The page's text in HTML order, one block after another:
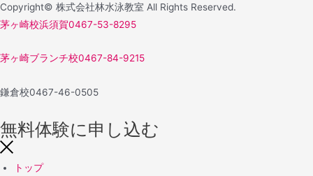
Copyright© 株式会社林水泳教室 All Rights Reserved.
茅ヶ崎校浜須賀0467-53-8295
茅ヶ崎ブランチ校0467-84-9215
鎌倉校0467-46-0505
無料体験に申し込む
トップ